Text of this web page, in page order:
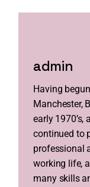
admin
Having
Manchester,
early
continued to
professional
working life,
many skills